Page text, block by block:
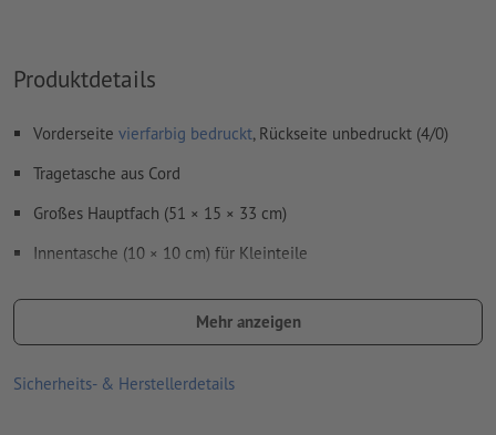
Wie lege ich Druckdaten richtig an?
Produktdetails
Vorderseite vierfarbig bedruckt, Rückseite unbedruckt (4/0)
Tragetasche aus Cord
Großes Hauptfach (51 × 15 × 33 cm)
Innentasche (10 × 10 cm) für Kleinteile
Größe: 15 x 33 x 51 cm
Bitte beachten Sie, dass die dargestellten Farben auf dem
Mehr anzeigen
Sicherheits- & Herstellerdetails